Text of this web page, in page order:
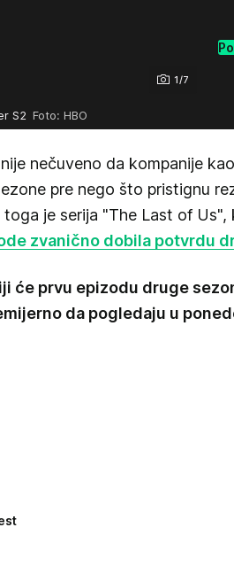
1/7
S2 Foto: HBO
nečuveno da kompanije
pre nego što pristignu
toga je serija "The Last of Us",
zvanično dobila potvrdu
će prvu epizodu druge
da pogledaju u